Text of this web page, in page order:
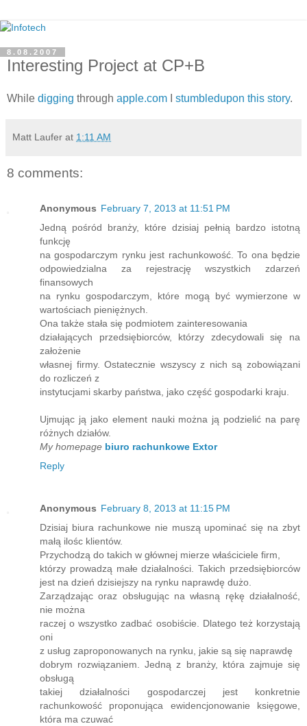
8.08.2007
Interesting Project at CP+B
While digging through apple.com stumbledupon this story.
Matt Laufer at 1:11 AM
8 comments:
Anonymous February 7, 2013 at 11:51 PM
Jedną pośród branży, które dzisiaj pełnią bardzo istotną
funkcję
na gospodarczym rynku jest rachunkowość. To ona będzie
odpowiedzialna za rejestrację wszystkich zdarzeń
finansowych
na rynku gospodarczym, które mogą być wymierzone w
wartościach pieniężnych.
Ona także stała się podmiotem zainteresowania
działających przedsiębiorców, którzy zdecydowali się na
założenie
własnej firmy. Ostatecznie wszyscy z nich są zobowiązani
do rozliczeń z
instytucjami skarby państwa, jako część gospodarki kraju.
Ujmując ją jako element nauki można ją podzielić na parę
różnych działów.
My homepage biuro rachunkowe Extor
Reply
Anonymous February 8, 2013 at 11:15 PM
Dzisiaj biura rachunkowe nie muszą upominać się na zbyt
małą ilośc klientów.
Przychodzą do takich w głównej mierze właściciele firm,
którzy prowadzą małe działalności. Takich przedsiębiorców
jest na dzień dzisiejszy na rynku naprawdę dużo.
Zarządzając oraz obsługując na własną rękę działalność,
nie można
raczej o wszystko zadbać osobiście. Dlatego też korzystają
oni
z usług zaproponowanych na rynku, jakie są się naprawdę
dobrym rozwiązaniem. Jedną z branży, która zajmuje się
obsługą
takiej działalności gospodarczej jest konkretnie
rachunkowość proponująca ewidencjonowanie księgowe,
która ma czuwać